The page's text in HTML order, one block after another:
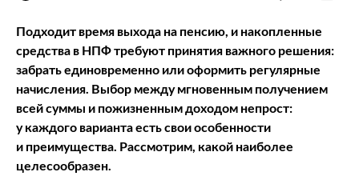
Подходит время выхода на пенсию, и накопленные
средства в НПФ требуют принятия важного решения:
забрать единовременно или оформить регулярные
начисления. Выбор между мгновенным получением
всей суммы и пожизненным доходом непрост:
у каждого варианта есть свои особенности
и преимущества. Рассмотрим, какой наиболее
целесообразен.